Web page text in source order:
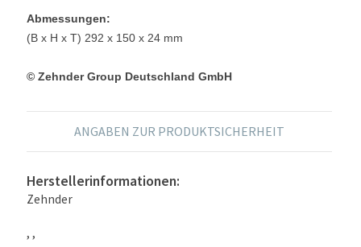
Abmessungen:
(B x H x T) 292 x 150 x 24 mm
© Zehnder Group Deutschland GmbH
ANGABEN ZUR PRODUKTSICHERHEIT
Herstellerinformationen:
Zehnder
, ,